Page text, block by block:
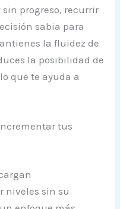
progreso, recurrir
sabia para
la fluidez de
la posibilidad de
que te ayuda a
tus
niveles sin su